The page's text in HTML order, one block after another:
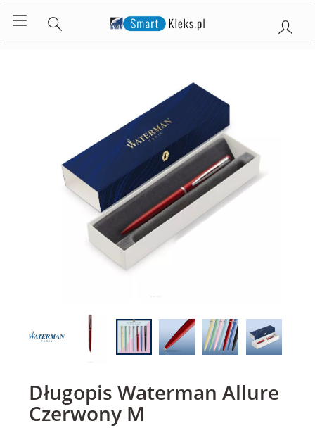
Długopis Waterman Allure
Czerwony M